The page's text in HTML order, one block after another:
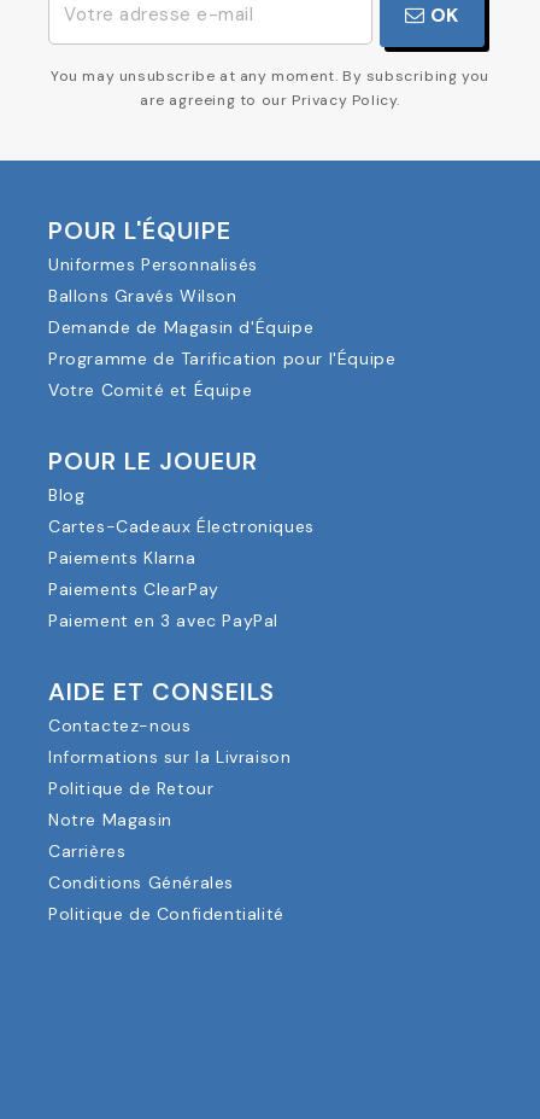
OK
You may unsubscribe at any moment. By subscribing you
are agreeing to our Privacy Policy.
POUR L'ÉQUIPE
Uniformes Personnalisés
Ballons Gravés Wilson
Demande de Magasin d'Équipe
Programme de Tarification pour l'Équipe
Votre Comité et Équipe
POUR LE JOUEUR
Blog
Cartes-Cadeaux Électroniques
Paiements Klarna
Paiements ClearPay
Paiement en 3 avec PayPal
AIDE ET CONSEILS
Contactez-nous
Informations sur la Livraison
Politique de Retour
Notre Magasin
Carrières
Conditions Générales
Politique de Confidentialité